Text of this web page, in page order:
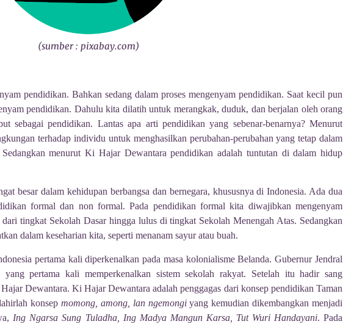
(sumber : pixabay.com)
pendidikan. Bahkan sedang dalam proses mengenyam pendidikan. Saat kecil pun
pendidikan. Dahulu kita dilatih untuk merangkak, duduk, dan berjalan oleh orang
sebagai pendidikan. Lantas apa arti pendidikan yang sebenar-benarnya? Menurut
terhadap individu untuk menghasilkan perubahan-perubahan yang tetap dalam
menurut Ki Hajar Dewantara pendidikan adalah tuntutan di dalam hidup
besar dalam kehidupan berbangsa dan bernegara, khususnya di Indonesia. Ada dua
formal dan non formal. Pada pendidikan formal kita diwajibkan mengenyam
tingkat Sekolah Dasar hingga lulus di tingkat Sekolah Menengah Atas. Sedangkan
dalam keseharian kita, seperti menanam sayur atau buah.
pertama kali diperkenalkan pada masa kolonialisme Belanda. Gubernur Jendral
pertama kali memperkenalkan sistem sekolah rakyat. Setelah itu hadir sang
Dewantara. Ki Hajar Dewantara adalah penggagas dari konsep pendidikan Taman
konsep momong, among, lan ngemongiyang kemudian dikembangkan menjadi
Ing Ngarsa Sung Tuladha, Ing Madya Mangun Karsa, Tut Wuri Handayani. Pada